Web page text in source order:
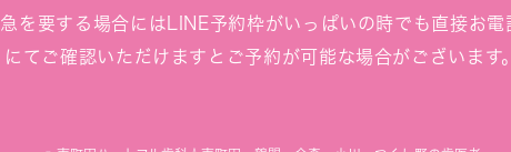
急を要する場合にはLINE予約枠がいっぱいの時でも直接お電
にてご確認いただけますとご予約が可能な場合がございます。